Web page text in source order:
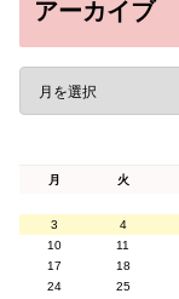
アーカイブ
月 火
3
4
10
11
17
18
24
25